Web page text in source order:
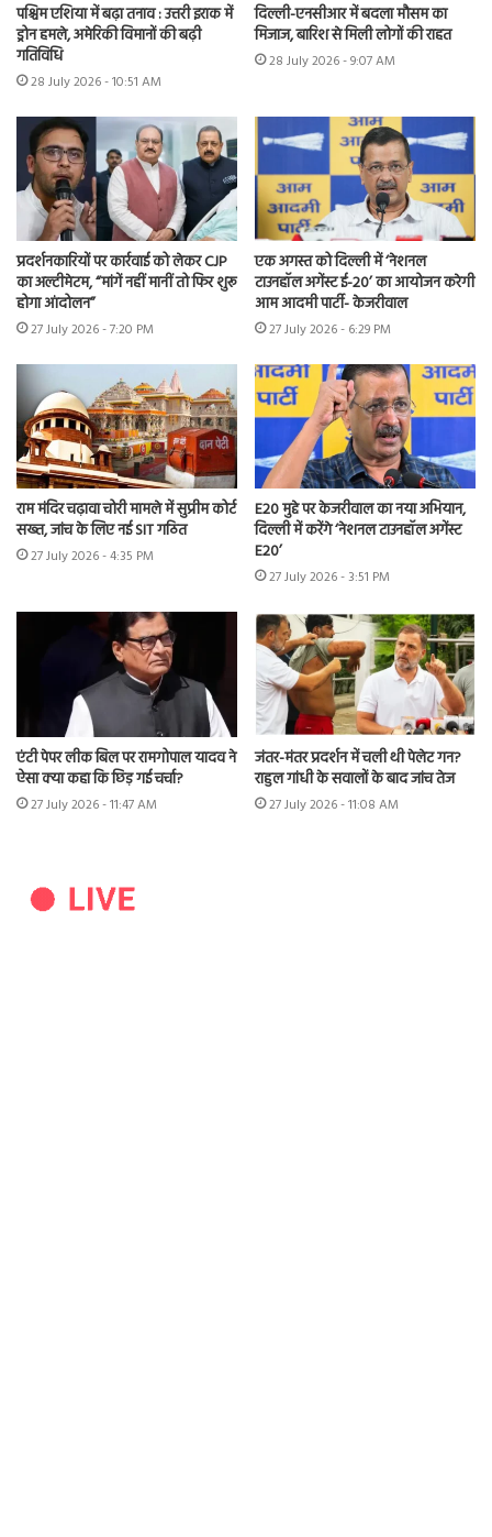
पश्चिम एशिया में बढ़ा तनाव : उत्तरी इराक में
ड्रोन हमले, अमेरिकी विमानों की बढ़ी
गतिविधि
28 July 2026 - 10:51 AM
दिल्ली-एनसीआर में बदला मौसम का
मिजाज, बारिश से मिली लोगों की राहत
28 July 2026 - 9:07 AM
प्रदर्शनकारियों पर कार्रवाई को लेकर CJP
का अल्टीमेटम, “मांगें नहीं मानीं तो फिर शुरू
होगा आंदोलन”
27 July 2026 - 7:20 PM
एक अगस्त को दिल्ली में ‘नेशनल
टाउनहॉल अगेंस्ट ई-20’ का आयोजन करेगी
आम आदमी पार्टी- केजरीवाल
27 July 2026 - 6:29 PM
राम मंदिर चढ़ावा चोरी मामले में सुप्रीम कोर्ट
सख्त, जांच के लिए नई SIT गठित
27 July 2026 - 4:35 PM
E20 मुद्दे पर केजरीवाल का नया अभियान,
दिल्ली में करेंगे ‘नेशनल टाउनहॉल अगेंस्ट
E20’
27 July 2026 - 3:51 PM
एंटी पेपर लीक बिल पर रामगोपाल यादव ने
ऐसा क्या कहा कि छिड़ गई चर्चा?
27 July 2026 - 11:47 AM
जंतर-मंतर प्रदर्शन में चली थी पेलेट गन?
राहुल गांधी के सवालों के बाद जांच तेज
27 July 2026 - 11:08 AM